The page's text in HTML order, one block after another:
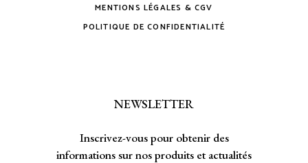
MENTIONS LÉGALES & CGV
POLITIQUE DE CONFIDENTIALITÉ
NEWSLETTER
Inscrivez-vous pour obtenir des
informations sur nos produits et actualités